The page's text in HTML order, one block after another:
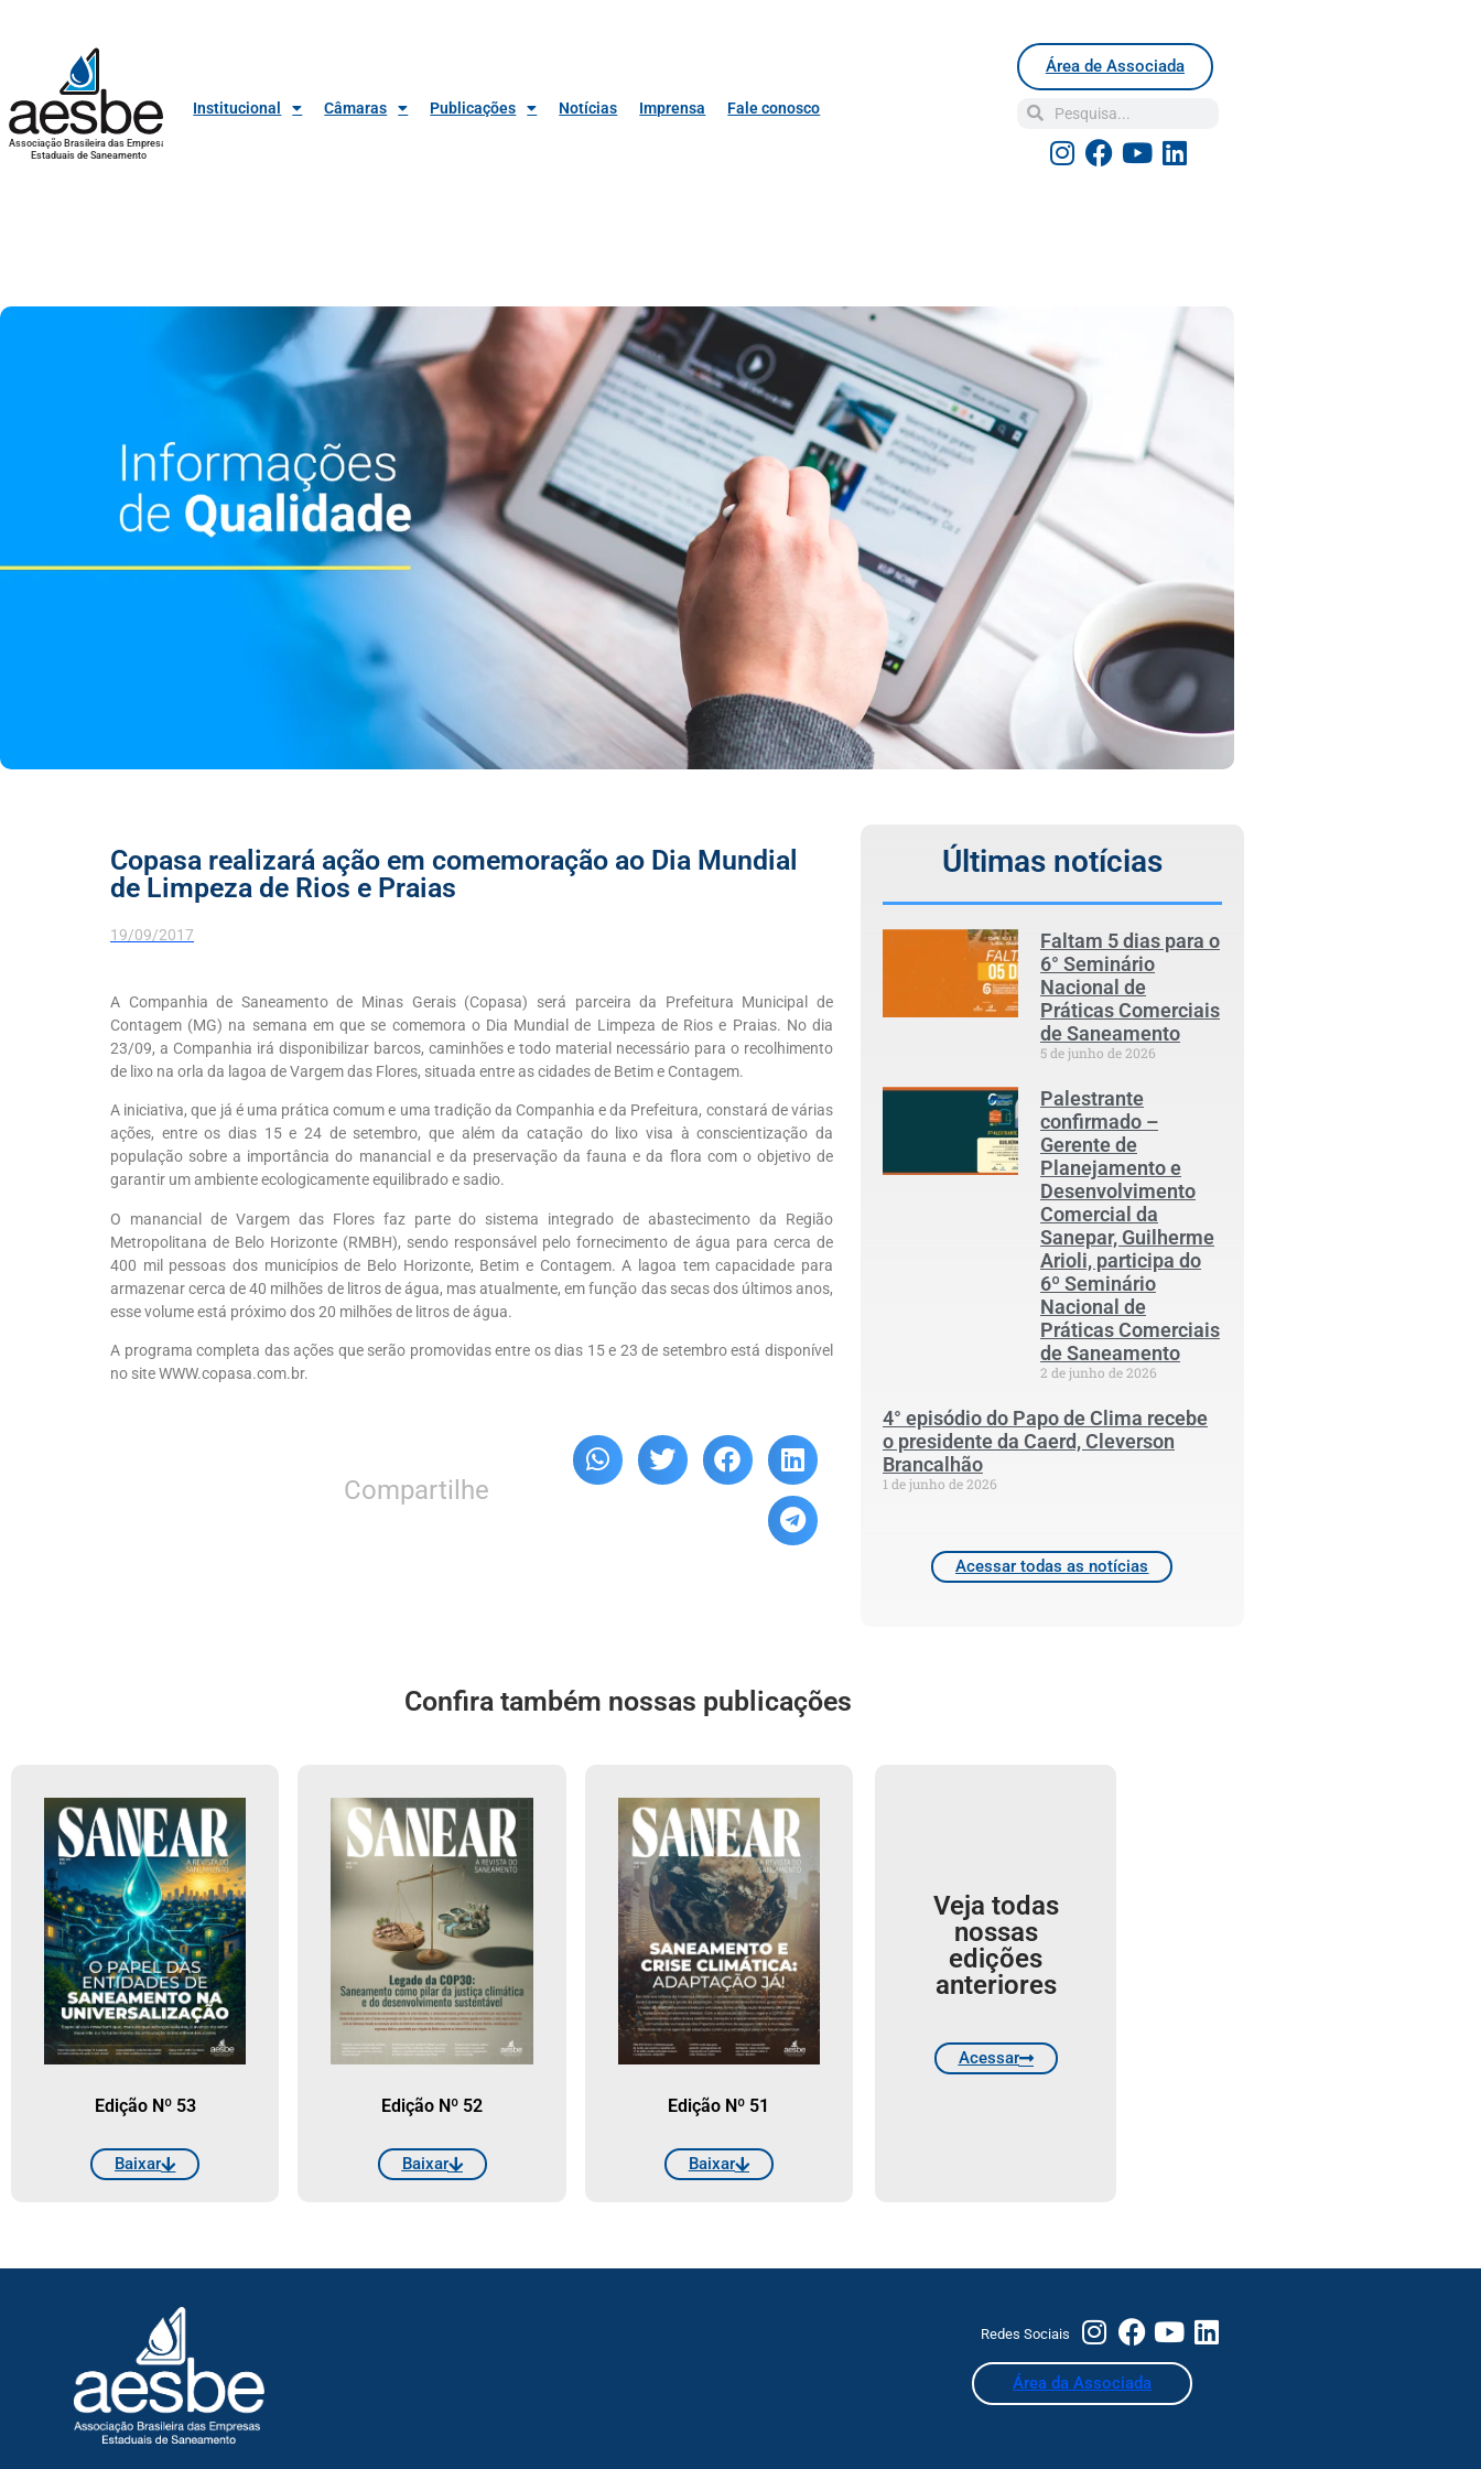
Associação Brasileira das Empresas
Estaduais de Saneamento
Institucional Câmaras Publicações Notícias Imprensa Fale conosco
Área de Associada
Copasa realizará ação em comemoração ao Dia Mundial
de Limpeza de Rios e Praias
19/09/2017
A Companhia de Saneamento de Minas Gerais (Copasa) será parceira da Prefeitura Municipal de
Contagem (MG) na semana em que se comemora o Dia Mundial de Limpeza de Rios e Praias. No dia
23/09, a Companhia irá disponibilizar barcos, caminhões e todo material necessário para o recolhimento
de lixo na orla da lagoa de Vargem das Flores, situada entre as cidades de Betim e Contagem.
A iniciativa, que já é uma prática comum e uma tradição da Companhia e da Prefeitura, constará de várias
ações, entre os dias 15 e 24 de setembro, que além da catação do lixo visa à conscientização da
população sobre a importância do manancial e da preservação da fauna e da flora com o objetivo de
garantir um ambiente ecologicamente equilibrado e sadio.
O manancial de Vargem das Flores faz parte do sistema integrado de abastecimento da Região
Metropolitana de Belo Horizonte (RMBH), sendo responsável pelo fornecimento de água para cerca de
400 mil pessoas dos municípios de Belo Horizonte, Betim e Contagem. A lagoa tem capacidade para
armazenar cerca de 40 milhões de litros de água, mas atualmente, em função das secas dos últimos anos,
esse volume está próximo dos 20 milhões de litros de água.
A programa completa das ações que serão promovidas entre os dias 15 e 23 de setembro está disponível
no site WWW.copasa.com.br.
Compartilhe
Últimas notícias
Faltam 5 dias para o
6° Seminário
Nacional de
Práticas Comerciais
de Saneamento
5 de junho de 2026
Palestrante
confirmado –
Gerente de
Planejamento e
Desenvolvimento
Comercial da
Sanepar, Guilherme
Arioli, participa do
6º Seminário
Nacional de
Práticas Comerciais
de Saneamento
2 de junho de 2026
4° episódio do Papo de Clima recebe
o presidente da Caerd, Cleverson
Brancalhão
1 de junho de 2026
Acessar todas as notícias
Confira também nossas publicações
Edição Nº 53
Baixar
Edição Nº 52
Baixar
Edição Nº 51
Baixar
Veja todas
nossas
edições
anteriores
Acessar
Redes Sociais
Área da Associada